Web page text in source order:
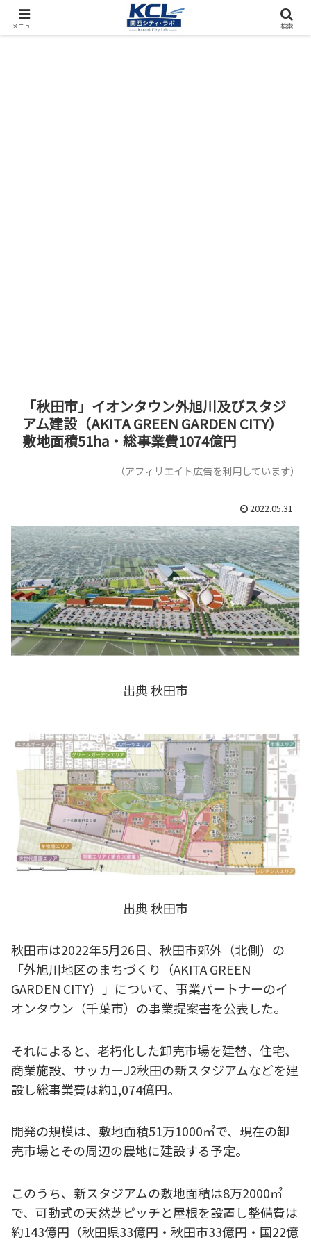
都市再開発をフィールド調査（累計アクセス数4000万PV）
「秋田市」イオンタウン外旭川及びスタジ
アム建設（AKITA GREEN GARDEN CITY）
敷地面積51ha・総事業費1074億円
（アフィリエイト広告を利用しています）
2022.05.31
出典 秋田市
出典 秋田市
秋田市は2022年5月26日、秋田市郊外（北側）の
「外旭川地区のまちづくり（AKITA GREEN
GARDEN CITY）」について、事業パートナーのイ
オンタウン（千葉市）の事業提案書を公表した。
それによると、老朽化した卸売市場を建替、住宅、
商業施設、サッカーJ2秋田の新スタジアムなどを建
設し総事業費は約1,074億円。
開発の規模は、敷地面積51万1000㎡で、現在の卸
売市場とその周辺の農地に建設する予定。
このうち、新スタジアムの敷地面積は8万2000㎡
で、可動式の天然芝ピッチと屋根を設置し整備費は
約143億円（秋田県33億円・秋田市33億円・国22億
メニュー 検索